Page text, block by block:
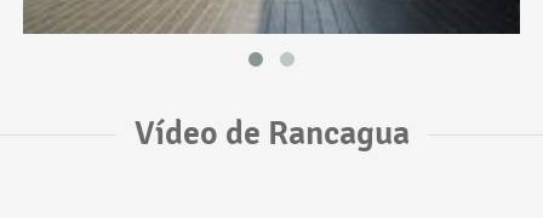
Vídeo de Rancagua